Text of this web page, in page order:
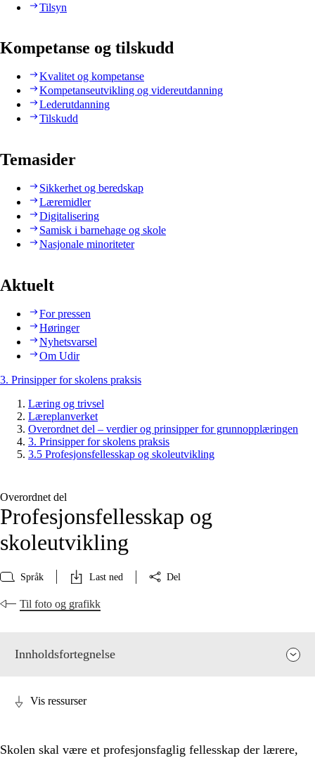
Tilsyn
Kompetanse og tilskudd
Kvalitet og kompetanse
Kompetanseutvikling og videreutdanning
Lederutdanning
Tilskudd
Temasider
Sikkerhet og beredskap
Læremidler
Digitalisering
Samisk i barnehage og skole
Nasjonale minoriteter
Aktuelt
For pressen
Høringer
Nyhetsvarsel
Om Udir
3. Prinsipper for skolens praksis
Læring og trivsel
Læreplanverket
Overordnet del – verdier og prinsipper for grunnopplæringen
3. Prinsipper for skolens praksis
3.5 Profesjonsfellesskap og skoleutvikling
Overordnet del
Profesjonsfellesskap og
skoleutvikling
Språk Last ned Del
Til foto og grafikk
Innholdsfortegnelse
Vis ressurser
Skolen skal være et profesjonsfaglig fellesskap der lærere,